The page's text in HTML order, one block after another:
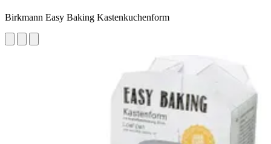
Birkmann Easy Baking Kastenkuchenform